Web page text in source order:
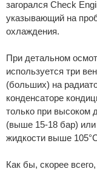
загорался Check
указывающий на
охлаждения.
При детальном
используется три
(больших) на
конденсаторе
только при высоком
(выше 15-18 бар)
жидкости выше
Как бы, скорее